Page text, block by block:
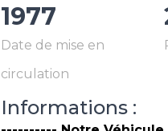
1977
Informations :